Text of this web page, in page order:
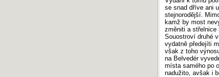
se snad dříve ani
stejnorodější.
kamž by most
změniti a střelnice
Souostroví druhé
vydatně předejíti
však z toho
na Belvedér
místa samého po
nadužito, avšak i